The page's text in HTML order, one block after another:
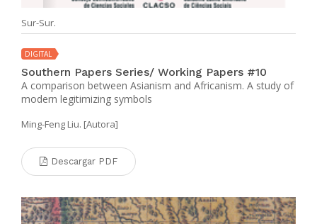
Sur-Sur.
DIGITAL
Southern Papers Series/ Working Papers #10
A comparison between Asianism and Africanism. A study of
modern legitimizing symbols
Ming-Feng Liu. [Autora]
Descargar PDF